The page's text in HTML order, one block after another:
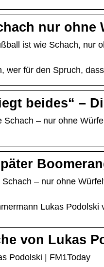
nur ohne
ist wie Schach, nur
wer für den Spruch,
beides“ –
– nur ohne
– nur ohne
Lukas
von Lukas
Podolski | FM1Today